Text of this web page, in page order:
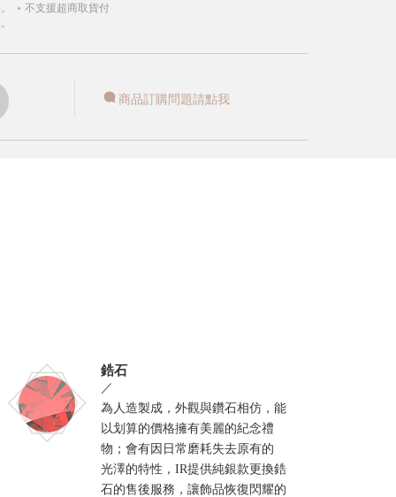
﹡不支援超商取貨付
商品訂購問題請點我
鋯石
／
為人造製成，外觀與鑽石相仿，能
以划算的價格擁有美麗的紀念禮
物；會有因日常磨耗失去原有的
光澤的特性，IR提供純銀款更換鋯
石的售後服務，讓飾品恢復閃耀的